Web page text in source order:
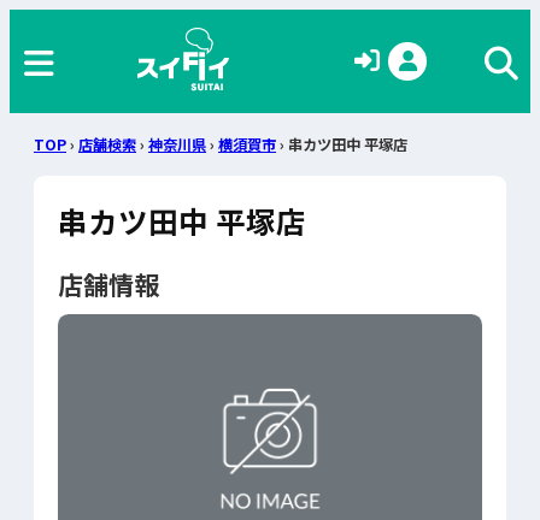
TOP› 店舗検索› 神奈川県› 横須賀市› 串カツ田中 平塚店
串カツ田中 平塚店
店舗情報